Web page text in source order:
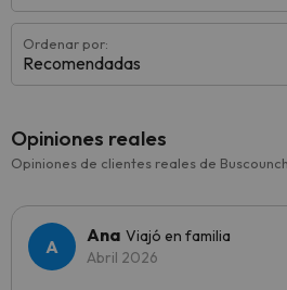
Ordenar por:
Recomendadas
Opiniones reales
Opiniones de clientes reales de
Ana Viajó en familia
Abril 2026